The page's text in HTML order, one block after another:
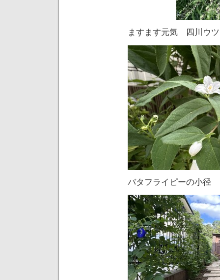
ますます元気 四川ウ
バタフライピーの小径